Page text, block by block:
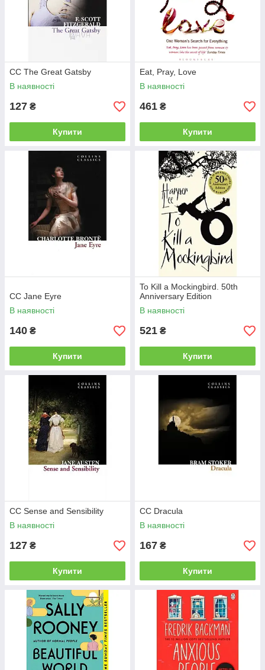
CC The Great Gatsby
В наявності
127 ₴
Купити
Eat, Pray, Love
В наявності
461 ₴
Купити
CC Jane Eyre
В наявності
140 ₴
Купити
To Kill a Mockingbird. 50th
Anniversary Edition
В наявності
521 ₴
Купити
CC Sense and Sensibility
В наявності
127 ₴
Купити
CC Dracula
В наявності
167 ₴
Купити